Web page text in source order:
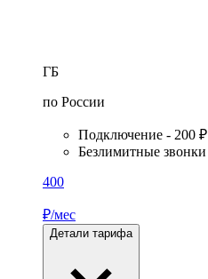
ГБ
по России
Подключение - 200 ₽
Безлимитные
400
₽/мес
Детали тарифа